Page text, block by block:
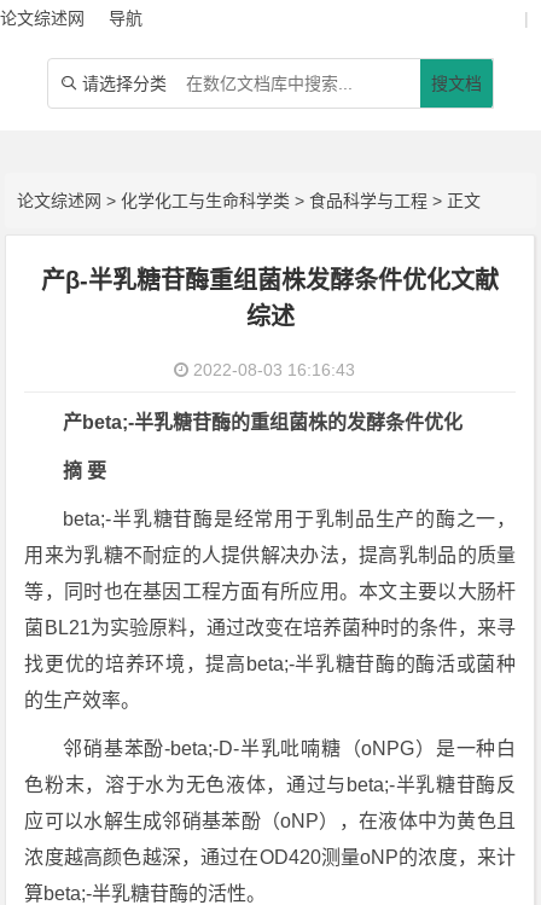
论文综述网 导航 |
 请选择分类 搜文档
论文综述网 >化学化工与生命科学类 >食品科学与工程 > 正文
产β-半乳糖苷酶重组菌株发酵条件优化文献
综述
2022-08-03 16:16:43
产beta;-半乳糖苷酶的重组菌株的发酵条件优化
摘 要
beta;-半乳糖苷酶是经常用于乳制品生产的酶之一，
用来为乳糖不耐症的人提供解决办法，提高乳制品的质量
等，同时也在基因工程方面有所应用。本文主要以大肠杆
菌BL21为实验原料，通过改变在培养菌种时的条件，来寻
找更优的培养环境，提高beta;-半乳糖苷酶的酶活或菌种
的生产效率。
邻硝基苯酚-beta;-D-半乳吡喃糖（oNPG）是一种白
色粉末，溶于水为无色液体，通过与beta;-半乳糖苷酶反
应可以水解生成邻硝基苯酚（oNP），在液体中为黄色且
浓度越高颜色越深，通过在OD420测量oNP的浓度，来计
算beta;-半乳糖苷酶的活性。